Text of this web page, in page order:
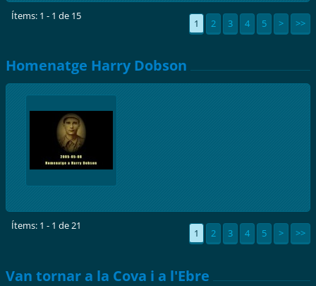
Ítems: 1 - 1 de 15
1 2 3 4 5 > >>
Homenatge Harry Dobson
Ítems: 1 - 1 de 21
1 2 3 4 5 > >>
Van tornar a la Cova i a l'Ebre